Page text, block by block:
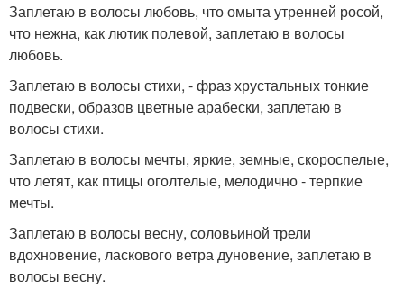
Заплетаю в волосы любовь, что омыта утренней росой,
что нежна, как лютик полевой, заплетаю в волосы
любовь.
Заплетаю в волосы стихи, - фраз хрустальных тонкие
подвески, образов цветные арабески, заплетаю в
волосы стихи.
Заплетаю в волосы мечты, яркие, земные, скороспелые,
что летят, как птицы оголтелые, мелодично - терпкие
мечты.
Заплетаю в волосы весну, соловьиной трели
вдохновение, ласкового ветра дуновение, заплетаю в
волосы весну.